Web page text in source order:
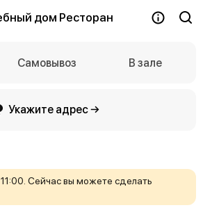
дом Ресторан
Самовывоз В зале
Укажите адрес →
11:00. Сейчасвы можете сделать